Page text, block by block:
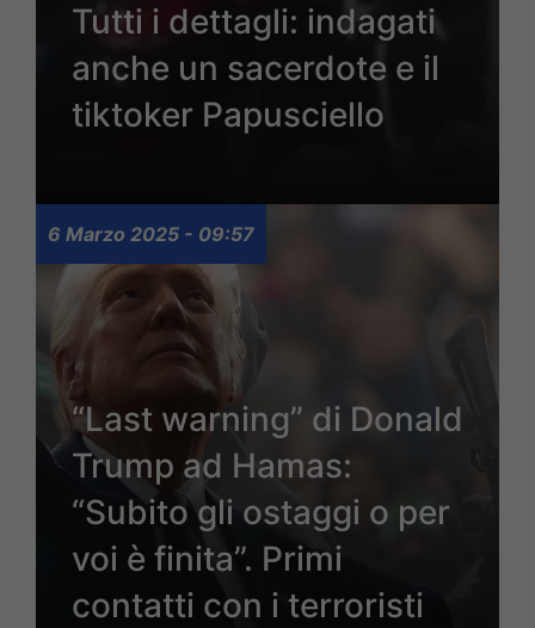
Tutti i dettagli: indagati
anche un sacerdote e il
tiktoker Papusciello
6 Marzo 2025 - 09:57
“Last warning” di Donald
Trump ad Hamas:
“Subito gli ostaggi o per
voi è finita”. Primi
contatti con i terroristi